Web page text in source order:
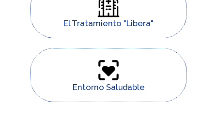
El Tratamiento "Libera"
Entorno Saludable